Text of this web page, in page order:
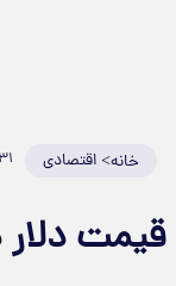
خانه>اقتصادی ۳۱ فروردین ۱۴۰۵
قیمت دلار